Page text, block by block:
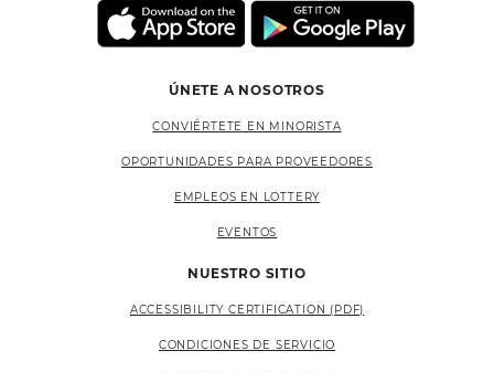
ÚNETE A NOSOTROS
CONVIÉRTETE EN MINORISTA
OPORTUNIDADES PARA PROVEEDORES
EMPLEOS EN LOTTERY
EVENTOS
NUESTRO SITIO
ACCESSIBILITY CERTIFICATION (PDF)
CONDICIONES DE SERVICIO